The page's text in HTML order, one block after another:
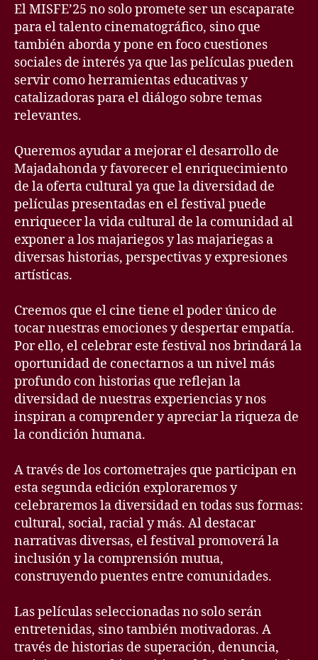
El MISFE’25 no solo promete ser un escaparate
para el talento cinematográfico, sino que
también aborda y pone en foco cuestiones
sociales de interés ya que las películas pueden
servir como herramientas educativas y
catalizadoras para el diálogo sobre temas
relevantes.
Queremos ayudar a mejorar el desarrollo de
Majadahonda y favorecer el enriquecimiento
de la oferta cultural ya que la diversidad de
películas presentadas en el festival puede
enriquecer la vida cultural de la comunidad al
exponer a los majariegos y las majariegas a
diversas historias, perspectivas y expresiones
artísticas.
Creemos que el cine tiene el poder único de
tocar nuestras emociones y despertar empatía.
Por ello, el celebrar este festival nos brindará la
oportunidad de conectarnos a un nivel más
profundo con historias que reflejan la
diversidad de nuestras experiencias y nos
inspiran a comprender y apreciar la riqueza de
la condición humana.
A través de los cortometrajes que participan en
esta segunda edición exploraremos y
celebraremos la diversidad en todas sus formas:
cultural, social, racial y más. Al destacar
narrativas diversas, el festival promoverá la
inclusión y la comprensión mutua,
construyendo puentes entre comunidades.
Las películas seleccionadas no solo serán
entretenidas, sino también motivadoras. A
través de historias de superación, denuncia,